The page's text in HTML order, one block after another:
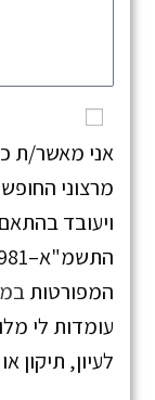
אני מאשר/ת
מרצוני
ויעובד
המפורטות
עומדות לי
לעיון,